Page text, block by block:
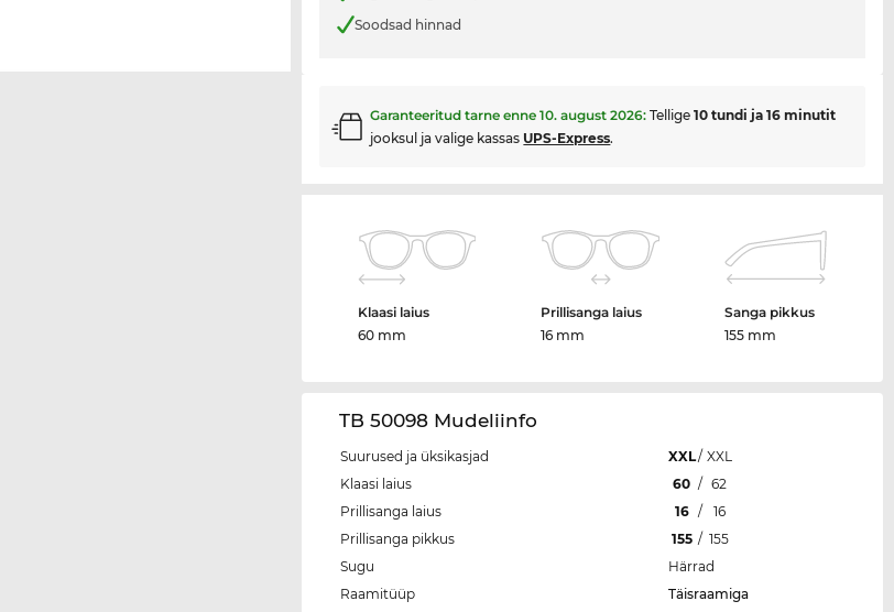
Soodsad hinnad
Garanteeritud tarne enne10. august 2026: Tellige10 tundi ja 16 minutit
jooksul ja valige kassas UPS-Express.
Klaasi laius
60 mm
Prillisanga laius
16 mm
Sanga pikkus
155 mm
TB 50098 Mudeliinfo
Suurused ja üksikasjad XXL/ XXL
Klaasi laius
60 / 62
Prillisanga laius
16 /
16
Prillisanga pikkus
155 / 155
Sugu
Härrad
Raamitüüp
Täisraamiga